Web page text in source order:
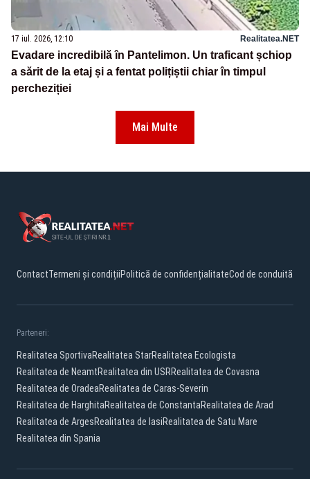
17 iul. 2026, 12:10 Realitatea.NET
Evadare incredibilă în Pantelimon. Un traficant șchiop
a sărit de la etaj și a fentat polițiștii chiar în timpul
percheziției
Mai Multe
ContactTermeni și condițiiPolitică de confidențialitateCod de conduită
Parteneri:
Realitatea SportivaRealitatea StarRealitatea Ecologista
Realitatea de NeamtRealitatea din USRRealitatea de Covasna
Realitatea de OradeaRealitatea de Caras-Severin
Realitatea de HarghitaRealitatea de ConstantaRealitatea de Arad
Realitatea de ArgesRealitatea de IasiRealitatea de Satu Mare
Realitatea din Spania